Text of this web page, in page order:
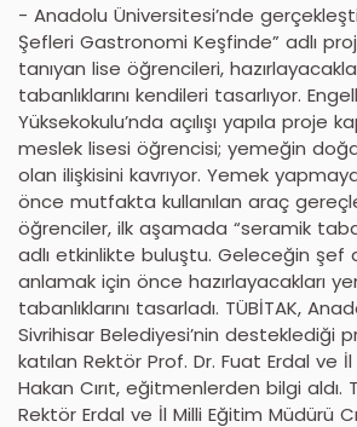
- Anadolu Üniversitesi’nde
Şefleri Gastronomi Keşfinde” adlı
tanıyan lise öğrencileri,
tabanlıklarını kendileri tasarlıyor.
Yüksekokulu’nda açılışı yapıla proje
meslek lisesi öğrencisi; yemeğin
olan ilişkisini kavrıyor. Yemek
önce mutfakta kullanılan araç
öğrenciler, ilk aşamada “seramik
adlı etkinlikte buluştu. Geleceğin şef
anlamak için önce hazırlayacakları
tabanlıklarını tasarladı. TÜBİTAK,
Sivrihisar Belediyesi’nin desteklediği
katılan Rektör Prof. Dr. Fuat Erdal ve
Hakan Cırıt, eğitmenlerden bilgi aldı.
Rektör Erdal ve İl Milli Eğitim Müdürü